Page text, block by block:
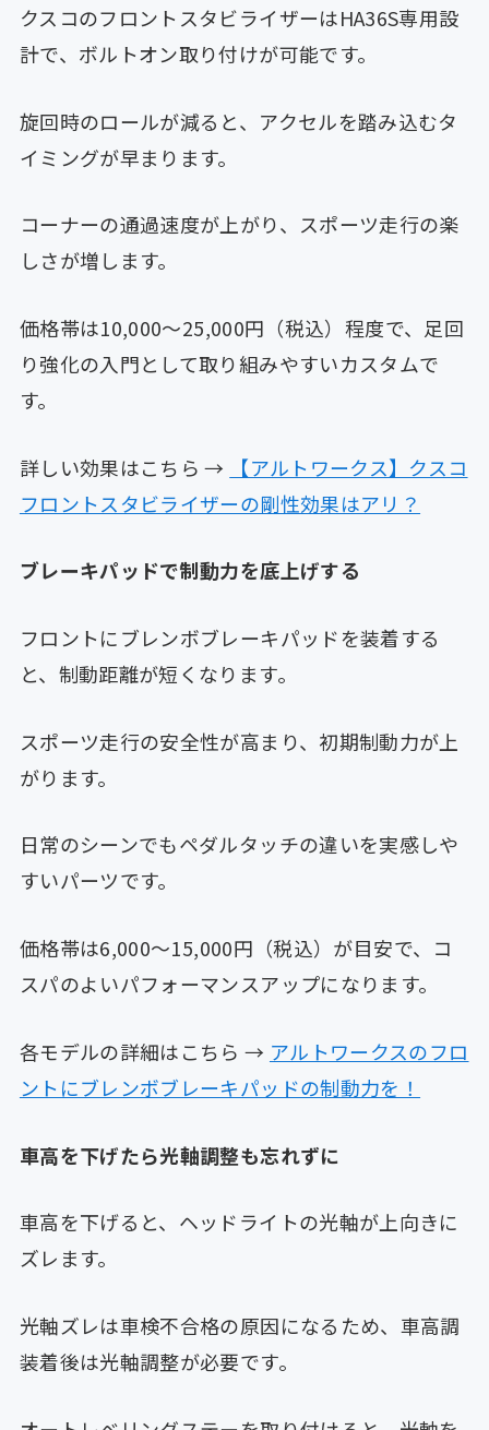
クスコのフロントスタビライザーはHA36S専用設
計で、ボルトオン取り付けが可能です。
旋回時のロールが減ると、アクセルを踏み込むタ
イミングが早まります。
コーナーの通過速度が上がり、スポーツ走行の楽
しさが増します。
価格帯は10,000〜25,000円（税込）程度で、足回
り強化の入門として取り組みやすいカスタムで
す。
詳しい効果はこちら →
【アルトワークス】クスコ
フロントスタビライザーの剛性効果はアリ？
ブレーキパッドで制動力を底上げする
フロントにブレンボブレーキパッドを装着する
と、制動距離が短くなります。
スポーツ走行の安全性が高まり、初期制動力が上
がります。
日常のシーンでもペダルタッチの違いを実感しや
すいパーツです。
価格帯は6,000〜15,000円（税込）が目安で、コ
スパのよいパフォーマンスアップになります。
各モデルの詳細はこちら → アルトワークスのフロ
ントにブレンボブレーキパッドの制動力を！
車高を下げたら光軸調整も忘れずに
車高を下げると、ヘッドライトの光軸が上向きに
ズレます。
光軸ズレは車検不合格の原因になるため、車高調
装着後は光軸調整が必要です。